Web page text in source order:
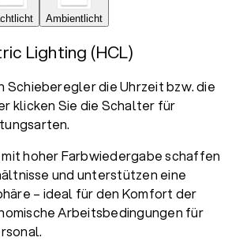
Ambientlicht
Lighting (HCL)
Schieberegler die Uhrzeit bzw. die
klicken Sie die Schalter für
mit hoher Farbwiedergabe schaffen
und unterstützen eine
– ideal für den Komfort der
Arbeitsbedingungen für